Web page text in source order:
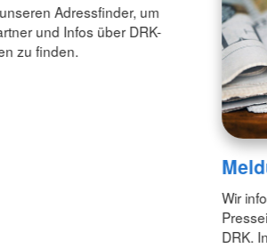
Adressfinder, um
und Infos über DRK-
zu finden.
Wir
DRK.